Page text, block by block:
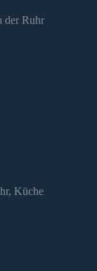
der Ruhr
Küche